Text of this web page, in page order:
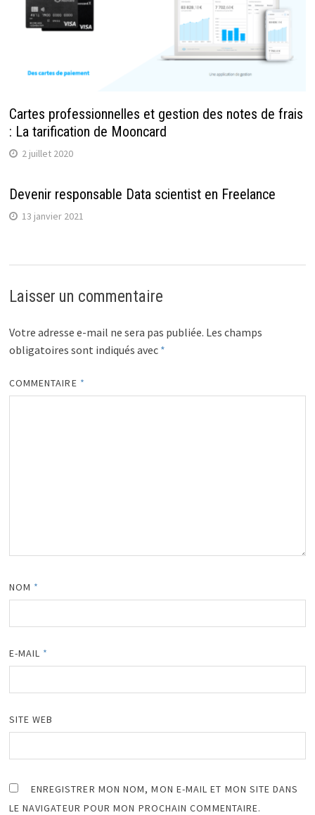
Cartes professionnelles et gestion des notes de frais
: La tarification de Mooncard
2 juillet 2020
Devenir responsable Data scientist en Freelance
13 janvier 2021
Laisser un commentaire
Votre adresse e-mail ne sera pas publiée. Les champs
obligatoires sont indiqués avec *
COMMENTAIRE *
NOM *
E-MAIL *
SITE WEB
ENREGISTRER MON NOM, MON E-MAIL ET MON SITE DANS
LE NAVIGATEUR POUR MON PROCHAIN COMMENTAIRE.